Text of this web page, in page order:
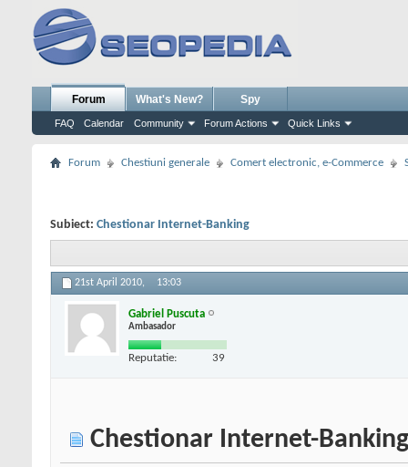
Forum
FAQ Calendar Community Forum Actions Quick Links
What's New? Spy
Forum Chestiuni generale Comert electronic, e-Commerce
Subiect: Chestionar Internet-Banking
21st April 2010, 13:03
Gabriel Puscuta
Ambasador
Reputatie: 39
Chestionar Internet-Banking